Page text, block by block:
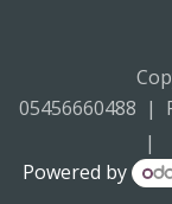
05456660488 |
|
Powered by